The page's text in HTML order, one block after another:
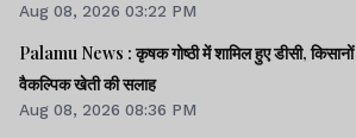
Aug 08, 2026 03:22 PM
Palamu News : कृषक गोष्ठी में शामिल हुए डीसी, किसानों
वैकल्पिक खेती की सलाह
Aug 08, 2026 08:36 PM